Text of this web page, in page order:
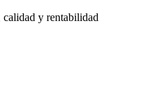
y rentabilidad